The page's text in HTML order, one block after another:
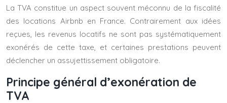
La TVA constitue un aspect souvent méconnu de la fiscalité
des locations Airbnb en France. Contrairement aux idées
reçues, les revenus locatifs ne sont pas systématiquement
exonérés de cette taxe, et certaines prestations peuvent
déclencher un assujettissement obligatoire.
Principe général d’exonération de
TVA